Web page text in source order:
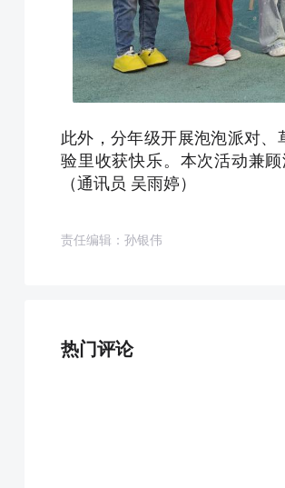
此外，分年级开展泡泡派对
验里收获快乐。本次活动兼
（通讯员 吴雨婷）
责任编辑：孙银伟
热门评论